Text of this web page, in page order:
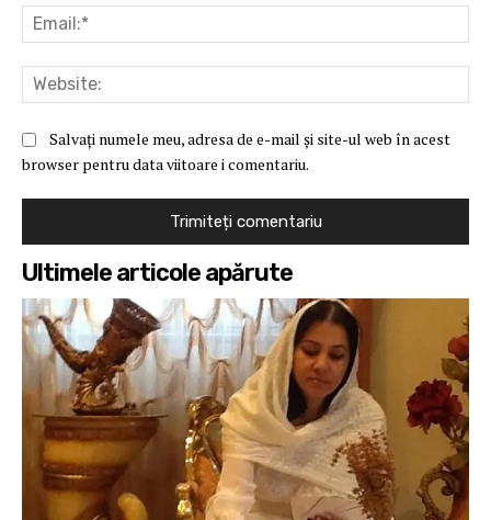
Salvați numele meu, adresa de e-mail și site-ul web în acest
browser pentru data viitoare i comentariu.
Ultimele articole apărute